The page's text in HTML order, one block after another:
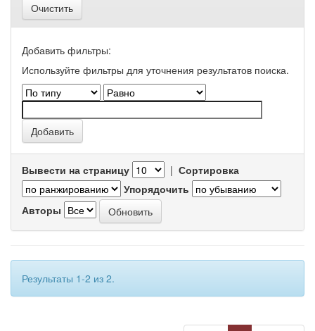
Очистить
Добавить фильтры:
Используйте фильтры для уточнения результатов поиска.
Вывести на страницу | Сортировка
Упорядочить
Авторы
Результаты 1-2 из 2.